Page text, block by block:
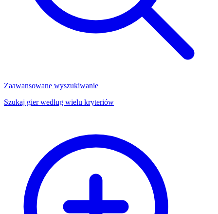
Zaawansowane wyszukiwanie
Szukaj gier według wielu kryteriów